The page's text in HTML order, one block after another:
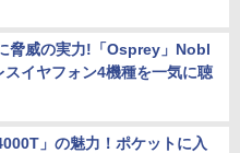
脅威の実力!「Osprey」Nobl
イヤフォン4機種を一気に聴
」の魅力！ポケットに入